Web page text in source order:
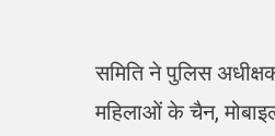
समिति ने पुलिस
महिलाओं के चैन,